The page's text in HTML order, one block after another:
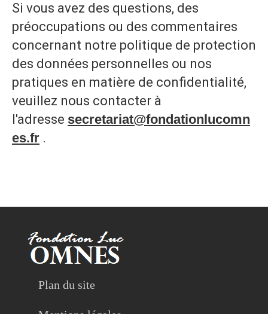
Si vous avez des questions, des
préoccupations ou des commentaires
concernant notre politique de protection
des données personnelles ou nos
pratiques en matière de confidentialité,
veuillez nous contacter à
l'adresse secretariat@fondationlucomn
es.fr .
Plan du site